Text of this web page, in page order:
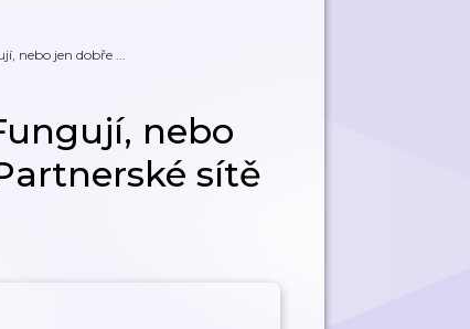
nebo jen dobře ...
nebo
sítě